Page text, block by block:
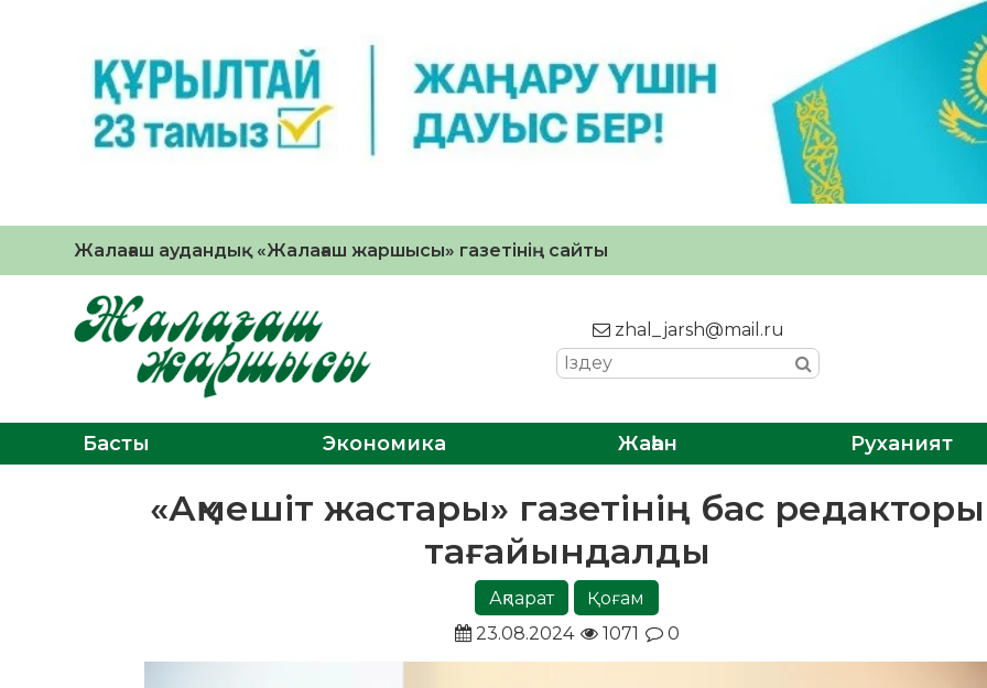
Жалағаш аудандық «Жалағаш жаршысы» газетінің сайты
zhal_jarsh@mail.ru
Басты Экономика Жаһан Руханият
«Ақмешіт жастары» газетінің бас редакторы
тағайындалды
Ақпарат
Қоғам
23.08.2024
1071 0